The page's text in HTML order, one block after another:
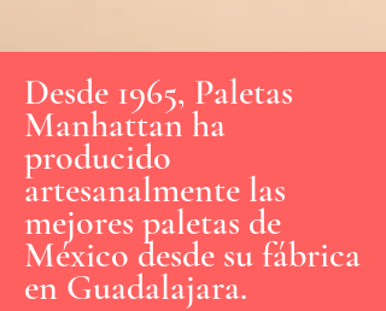
Desde 1965, Paletas
Manhattan ha
producido
artesanalmente las
mejores paletas de
México desde su fábrica
en Guadalajara.